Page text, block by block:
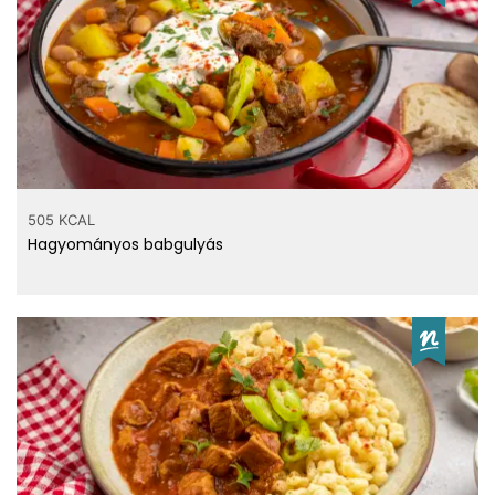
Zsír
telített zsírsav 0.048 g
egyszeresen telített
zsírsav
0.027 g
többszörösen telített
zsírsav
0.243 g
ásványi anyagok
Vas 0.46 mg
Magnézium 17 mg
Foszfor 32 mg
Nátrium 13 mg
Cink 0.25 mg
505 KCAL
Hagyományos babgulyás